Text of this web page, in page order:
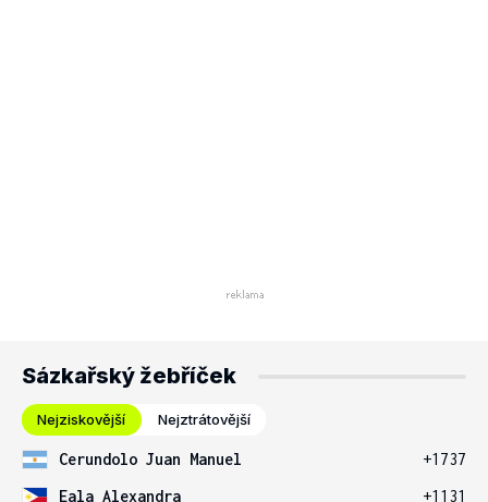
Sázkařský žebříček
Nejziskovější Nejztrátovější
Cerundolo Juan Manuel
+1737
Eala Alexandra
+1131